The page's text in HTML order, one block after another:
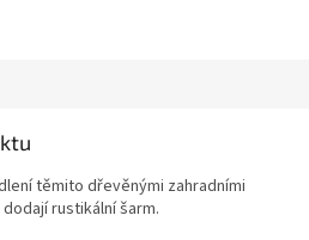
těmito dřevěnými zahradními
rustikální šarm.